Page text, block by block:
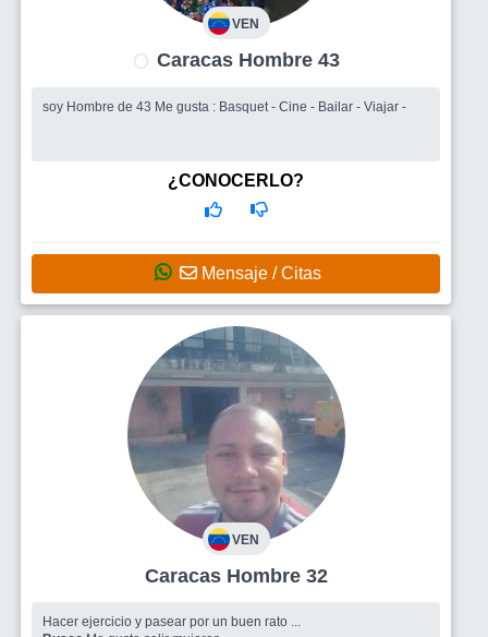
VEN
Caracas Hombre 43
soy Hombre de 43 Me gusta : Basquet - Cine - Bailar - Viajar -
¿CONOCERLO?
Mensaje / Citas
VEN
Caracas Hombre 32
Hacer ejercicio y pasear por un buen rato ...